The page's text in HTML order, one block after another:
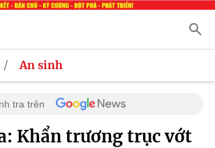
/ An sinh
tra trên
Khẩn trương trục vớt